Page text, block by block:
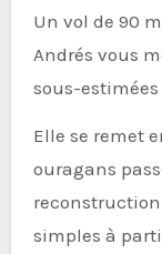
Un vol de 90
Andrés vous
sous-estimées
Elle se remet
ouragans
simples à